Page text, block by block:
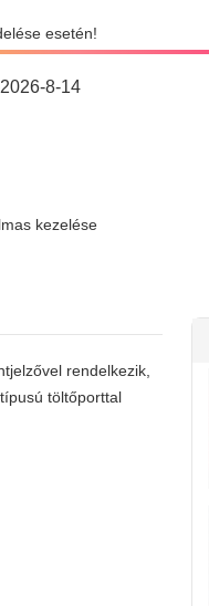
esetén!
2026-8-14
kezelése
rendelkezik,
töltőporttal